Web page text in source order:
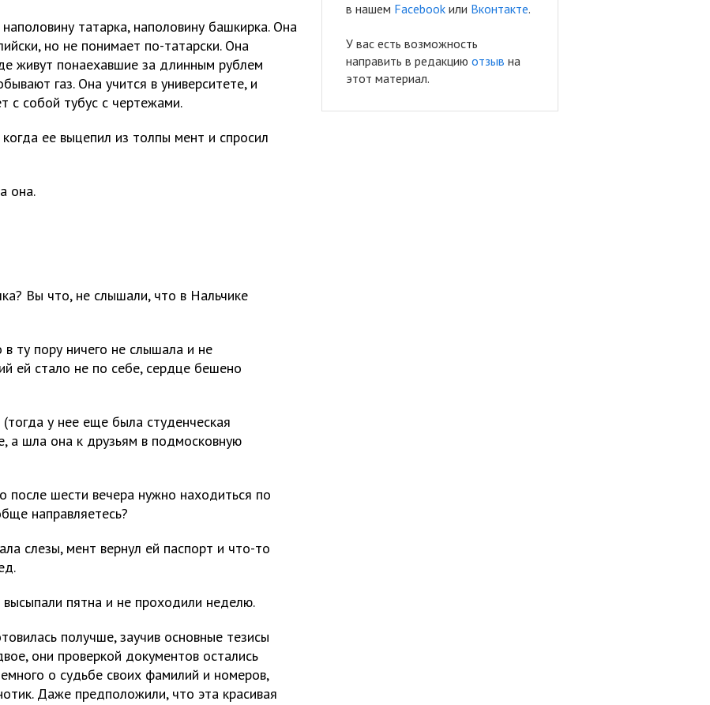
татарка, наполовину башкирка. Она
но не понимает по-татарски. Она
живут понаехавшие за длинным рублем
газ. Она учится в университете, и
с собой тубус с чертежами.
ее выцепил из толпы мент и спросил
она.
Вы что, не слышали, что в Нальчике
ту пору ничего не слышала и не
ей стало не по себе, сердце бешено
(тогда у нее еще была студенческая
а шла она к друзьям в подмосковную
после шести вечера нужно находиться по
направляетесь?
слезы, мент вернул ей паспорт и что-то
пятна и не проходили неделю.
получше, заучив основные тезисы
они проверкой документов остались
о судьбе своих фамилий и номеров,
Даже предположили, что эта красивая
в нашем Facebook или Вконтакте.
У вас есть возможность
направить в редакцию отзыв на
этот материал.